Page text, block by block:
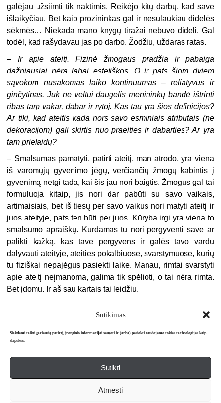
Sutikimas
Siekdami teikti geriausią patirtį, įrenginio informacijai saugoti ir (arba) pasiekti naudojame tokias technologijas kaip
slapukus.
Sutikti
Atmesti
galėjau užsiimti tik naktimis. Reikėjo kitų darbų, kad save
išlaikyčiau. Bet kaip prozininkas gal ir nesulaukiau didelės
sėkmės… Niekada mano knygų tiražai nebuvo dideli. Gal
todėl, kad rašydavau jas po darbo. Žodžiu, uždaras ratas.
–Ir apie ateitį. Fizinė žmogaus pradžia ir pabaiga
dažniausiai nėra labai estetiškos. O ir pats šiom dviem
sąvokom nusakomas laiko kontinuumas – reliatyvus ir
ginčytinas. Juk ne veltui daugelis menininkų bandė ištrinti
ribas tarp vakar, dabar ir rytoj. Kas tau yra šios definicijos?
Ar tiki, kad ateitis kada nors savo esminiais atributais (ne
dekoracijom) gali skirtis nuo praeities ir dabarties? Ar yra
tam prielaidų?
– Smalsumas pamatyti, patirti ateitį, man atrodo, yra viena
iš varomųjų gyvenimo jėgų, verčiančių žmogų kabintis į
gyvenimą netgi tada, kai šis jau nori baigtis. Žmogus gal tai
formuluoja kitaip, jis nori dar pabūti su savo vaikais,
artimaisiais, bet iš tiesų per savo vaikus nori matyti ateitį ir
juos ateityje, pats ten būti per juos. Kūryba irgi yra viena to
smalsumo apraiškų. Kurdamas tu nori pergyventi save ar
palikti kažką, kas tave pergyvens ir galės tavo vardu
dalyvauti ateityje, ateities pokalbiuose, svarstymuose, kurių
tu fiziškai nepajėgus pasiekti laike. Manau, rimtai svarstyti
apie ateitį neįmanoma, galima tik spėlioti, o tai nėra rimta.
Bet įdomu. Ir aš sau kartais tai leidžiu.
Apie mus Redakcija Prenumerata